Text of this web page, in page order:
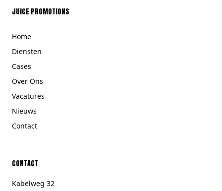
JUICE PROMOTIONS
Home
Diensten
Cases
Over Ons
Vacatures
Nieuws
Contact
CONTACT
Kabelweg 32